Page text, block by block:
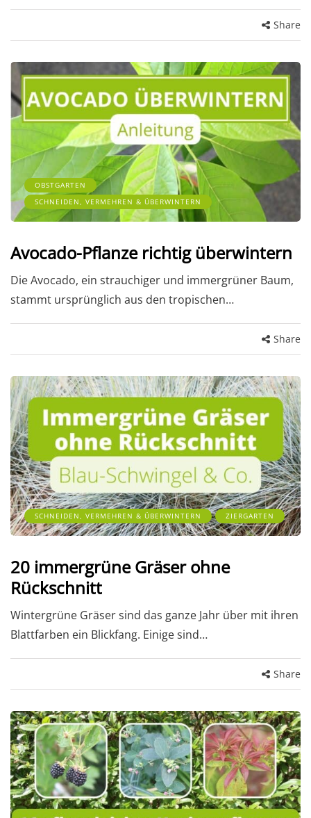
Share
OBSTGARTEN
SCHNEIDEN, VERMEHREN & ÜBERWINTERN
Avocado-Pflanze richtig überwintern
Die Avocado, ein strauchiger und immergrüner Baum,
stammt ursprünglich aus den tropischen…
Share
SCHNEIDEN, VERMEHREN & ÜBERWINTERN ZIERGARTEN
20 immergrüne Gräser ohne
Rückschnitt
Wintergrüne Gräser sind das ganze Jahr über mit ihren
Blattfarben ein Blickfang. Einige sind…
Share